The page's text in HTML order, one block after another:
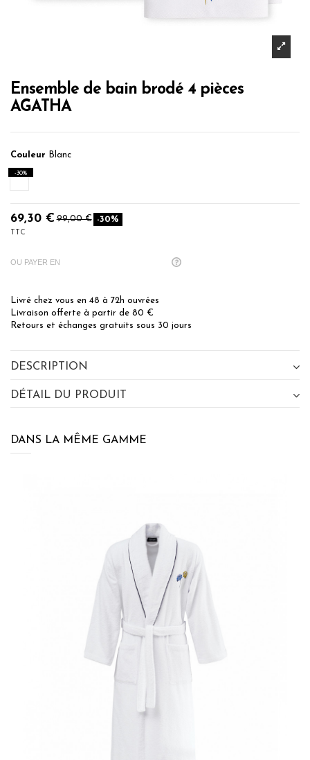
Ensemble de bain brodé 4 pièces
AGATHA
Couleur Blanc
-30%
Blanc
69,30 €99,00 € -30%
TTC
OU PAYER EN
Livré chez vous en 48 à 72h ouvrées
Livraison offerte à partir de 80 €
Retours et échanges gratuits sous 30 jours
DESCRIPTION
DÉTAIL DU PRODUIT
DANS LA MÊME GAMME